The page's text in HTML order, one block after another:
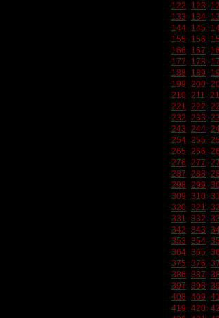
122
123
133
134
144 145
155
156
166
167
177
178
188
189
199 200
210 211
221 222
232 233
243 244
254 255
265 266
276 277
287 288
298 299
309 310
320 321
331 332
342 343
353 354
364 365
375 376
386 387
397 398
408 409
419 420